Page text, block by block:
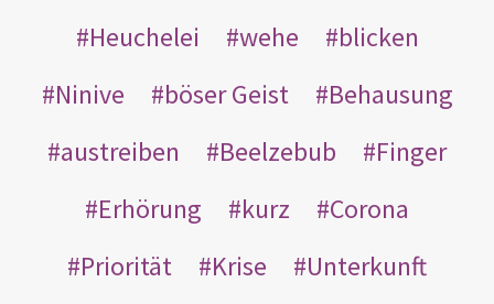
Heuchelei wehe
blicken
Ninive
böser Geist
Behausung
austreiben
Beelzebub
Finger
Erhörung
kurz
Corona
Priorität
Krise
Unterkunft